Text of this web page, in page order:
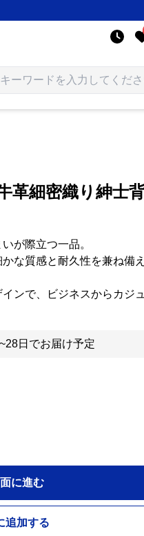
革細密織り紳士
が際立つ一品。
な質感と耐久性を兼ね備
ンで、ビジネスからカジ
日でお届け予定
に進む
追加する